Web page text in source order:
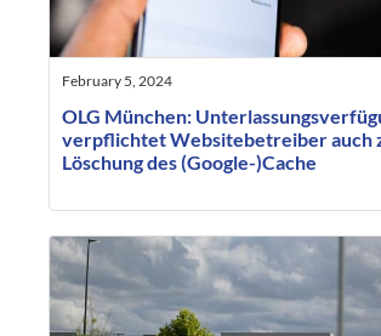
February 5, 2024
OLG München:
verpflichtet Websitebetreiber auch
Löschung des (Google-)Cache